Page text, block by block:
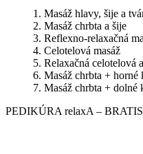
1. Masáž hlavy, šije a
2. Masáž chrbta a šije
3. Reflexno-relaxačná
4. Celotelová masáž
5. Relaxačná celotelová
6. Masáž chrbta + horné
7. Masáž chrbta + dolné
PEDIKÚRA relaxA –